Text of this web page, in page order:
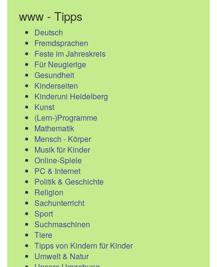
www - Tipps
Deutsch
Fremdsprachen
Feste im Jahreskreis
Für Neugierige
Gesundheit
Kinderseiten
Kinderuni Heidelberg
Kunst
(Lern-)Programme
Mathematik
Mensch - Körper
Musik für Kinder
Online-Spiele
PC & Internet
Politik & Geschichte
Religion
Sachunterricht
Sport
Suchmaschinen
Tiere
Tipps von Kindern für Kinder
Umwelt & Natur